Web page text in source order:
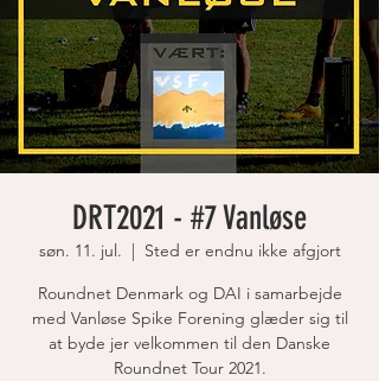
DRT2021 - #7 Vanløse
søn. 11. jul.
  |
Sted er endnu ikke afgjort
Roundnet Denmark og DAI i samarbejde
med Vanløse Spike Forening glæder sig til
at byde jer velkommen til den Danske
Roundnet Tour 2021.